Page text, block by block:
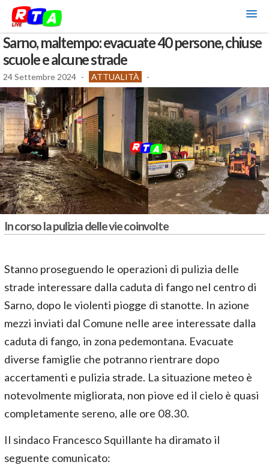
Sarno, maltempo: evacuate 40 persone, chiuse
scuole e alcune strade
24 Settembre 2024 - ATTUALITÀ -
In corso la pulizia delle vie coinvolte
Stanno proseguendo le operazioni di pulizia delle
strade interessare dalla caduta di fango nel centro di
Sarno, dopo le violenti piogge di stanotte. In azione
mezzi inviati dal Comune nelle aree interessate dalla
caduta di fango, in zona pedemontana. Evacuate
diverse famiglie che potranno rientrare dopo
accertamenti e pulizia strade. La situazione meteo è
notevolmente migliorata, non piove ed il cielo è quasi
completamente sereno, alle ore 08.30.
Il sindaco Francesco Squillante ha diramato il
seguente comunicato: